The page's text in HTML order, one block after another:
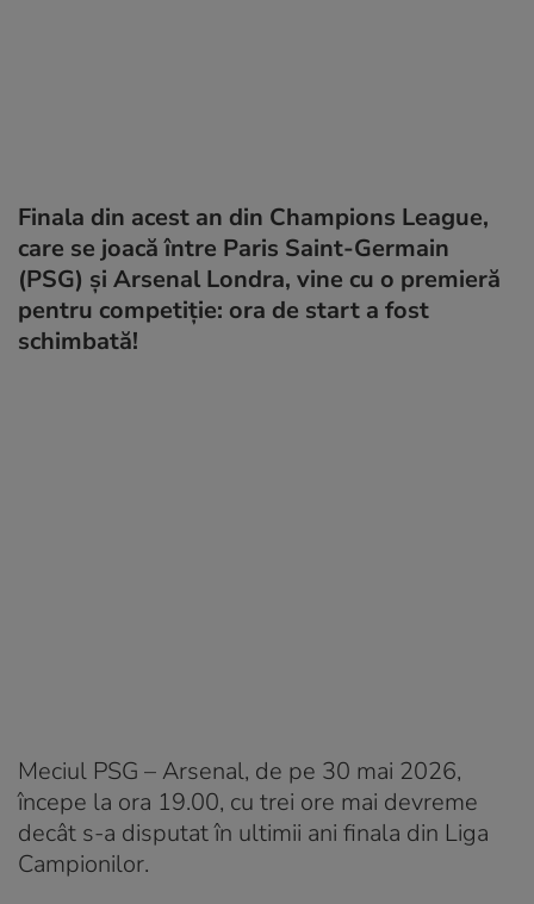
Finala din acest an din Champions League,
care se joacă între Paris Saint-Germain
(PSG) și Arsenal Londra, vine cu o premieră
pentru competiție: ora de start a fost
schimbată!
Meciul PSG – Arsenal, de pe 30 mai 2026,
începe la ora 19.00, cu trei ore mai devreme
decât s-a disputat în ultimii ani finala din Liga
Campionilor.